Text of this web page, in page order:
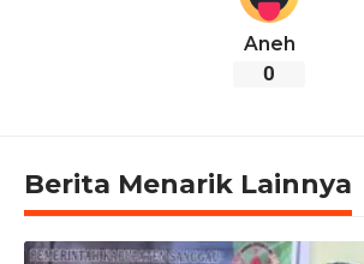
Aneh
0
Berita Menarik Lainnya